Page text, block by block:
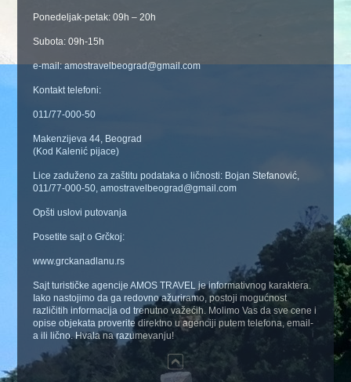
Ponedeljak-petak: 09h – 20h
Subota: 09h-15h
e-mail: amostravelbeograd@gmail.com
Kontakt telefoni:
011/77-000-50
Makenzijeva 44, Beograd
(Kod Kalenić pijace)
Lice zaduženo za zaštitu podataka o ličnosti: Bojan Stefanović,
011/77-000-50, amostravelbeograd@gmail.com
Opšti uslovi putovanja
Posetite sajt o Grčkoj:
www.grckanadlanu.rs
Sajt turističke agencije AMOS TRAVEL je informativnog karaktera.
Iako nastojimo da ga redovno ažuriramo, postoji mogućnost
različitih informacija od trenutno važećih. Molimo Vas da sve cene i
opise objekata proverite direktno u agenciji putem telefona, email-
a ili lično. Hvala na razumevanju!